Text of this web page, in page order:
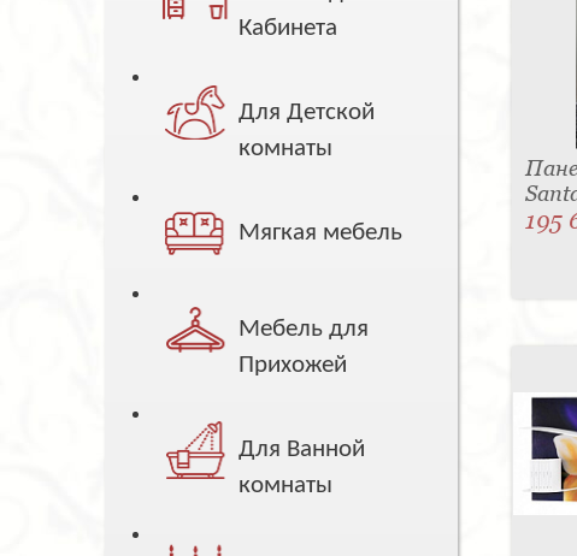
Кабинета
Для Детской
комнаты
Мягкая мебель
Мебель для
Прихожей
Для Ванной
комнаты
195